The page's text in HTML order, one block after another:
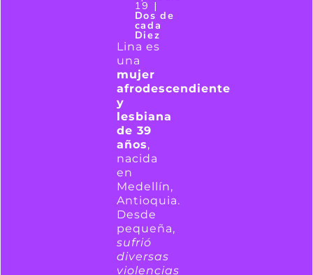
19 |
Dos de
cada
Diez
Lina es
una
mujer
afrodescendiente
y
lesbiana
de 39
años,
nacida
en
Medellín,
Antioquia.
Desde
pequeña,
sufrió
diversas
violencias